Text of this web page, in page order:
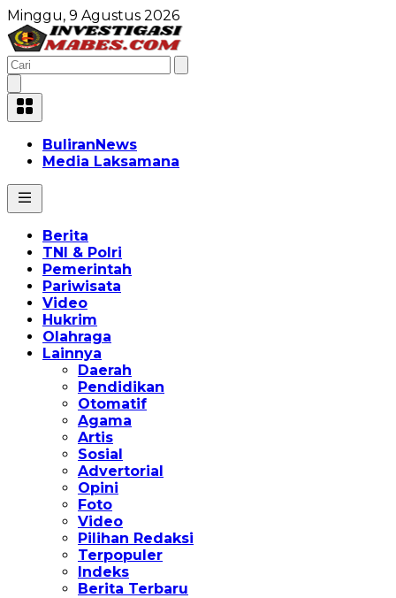
Minggu, 9 Agustus 2026
BuliranNews
Media Laksamana
Berita
TNI & Polri
Pemerintah
Pariwisata
Video
Hukrim
Olahraga
Lainnya
Daerah
Pendidikan
Otomatif
Agama
Artis
Sosial
Advertorial
Opini
Foto
Video
Pilihan Redaksi
Terpopuler
Indeks
Berita Terbaru